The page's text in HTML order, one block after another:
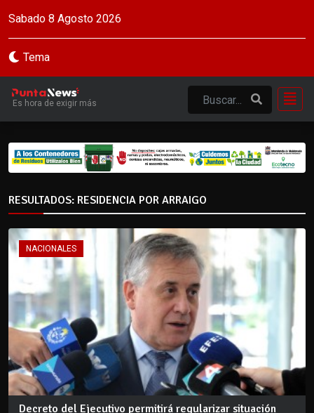
Sabado 8 Agosto 2026
Tema
Es hora de exigir más
RESULTADOS: RESIDENCIA POR ARRAIGO
NACIONALES
Decreto del Ejecutivo permitirá regularizar situación